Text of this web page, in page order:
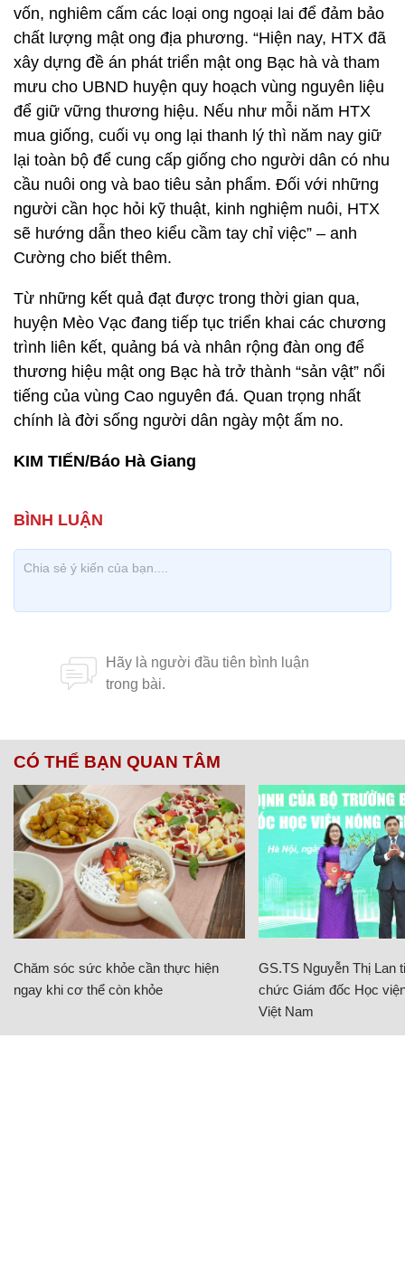
vốn, nghiêm cấm các loại ong ngoại lai để đảm bảo
chất lượng mật ong địa phương. “Hiện nay, HTX đã
xây dựng đề án phát triển mật ong Bạc hà và tham
mưu cho UBND huyện quy hoạch vùng nguyên liệu
để giữ vững thương hiệu. Nếu như mỗi năm HTX
mua giống, cuối vụ ong lại thanh lý thì năm nay giữ
lại toàn bộ để cung cấp giống cho người dân có nhu
cầu nuôi ong và bao tiêu sản phẩm. Đối với những
người cần học hỏi kỹ thuật, kinh nghiệm nuôi, HTX
sẽ hướng dẫn theo kiểu cầm tay chỉ việc” – anh
Cường cho biết thêm.
Từ những kết quả đạt được trong thời gian qua,
huyện Mèo Vạc đang tiếp tục triển khai các chương
trình liên kết, quảng bá và nhân rộng đàn ong để
thương hiệu mật ong Bạc hà trở thành “sản vật” nổi
tiếng của vùng Cao nguyên đá. Quan trọng nhất
chính là đời sống người dân ngày một ấm no.
KIM TIẾN/Báo Hà Giang
CÓ THỂ BẠN QUAN TÂM
Chăm sóc sức khỏe cần thực hiện
ngay khi cơ thể còn khỏe
GS.TS Nguyễn Thị Lan
chức Giám đốc Học
Việt Nam